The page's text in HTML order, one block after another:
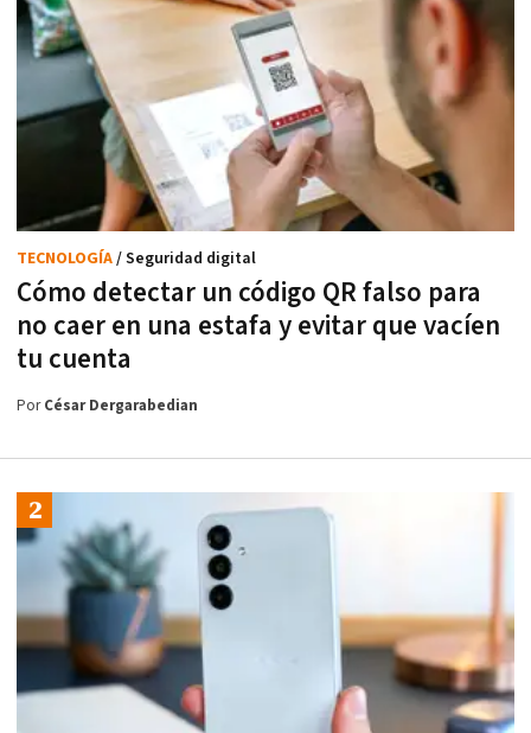
Cómo detectar un código QR falso para
no caer en una estafa y evitar que vacíen
tu cuenta
TECNOLOGÍA/ Seguridad digital
PorCésar Dergarabedian